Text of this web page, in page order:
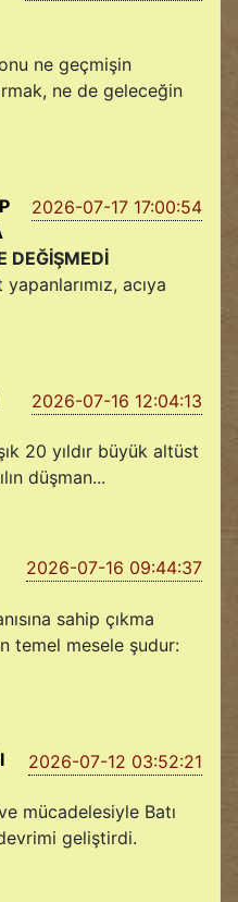
ne geçmişin
ne de geleceğin
2026-07-17 17:00:54
DEĞİŞMEDİ
acıya
2026-07-16 12:04:13
20 yıldır büyük altüst
düşman...
2026-07-16 09:44:37
sahip çıkma
temel mesele şudur:
2026-07-12 03:52:21
mücadelesiyle Batı
geliştirdi.